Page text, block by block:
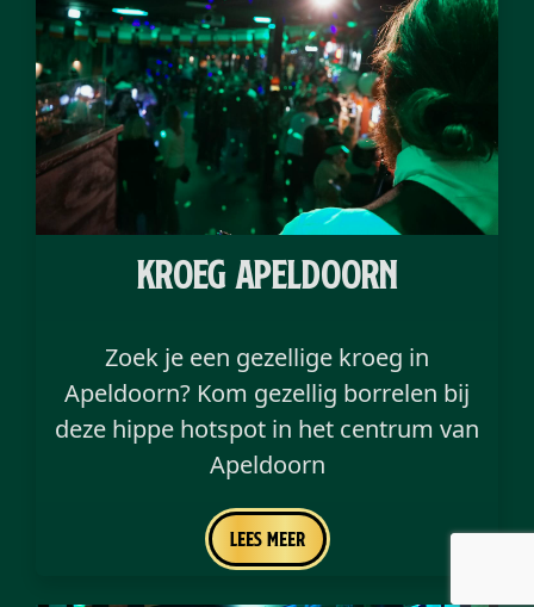
kroeg Apeldoorn
Zoek je een gezellige kroeg in
Apeldoorn? Kom gezellig borrelen bij
deze hippe hotspot in het centrum van
Apeldoorn
Lees meer